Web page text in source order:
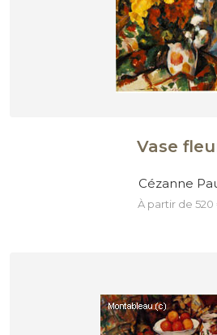
Vase
Cézanne
à partir de